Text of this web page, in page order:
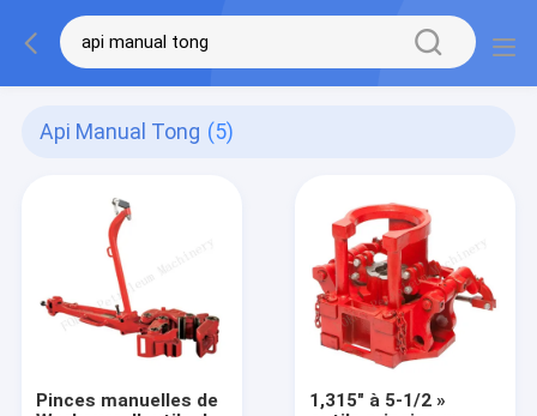
Api Manual Tong (5)
Pinces manuelles de
1,315" à 5-1/2 »